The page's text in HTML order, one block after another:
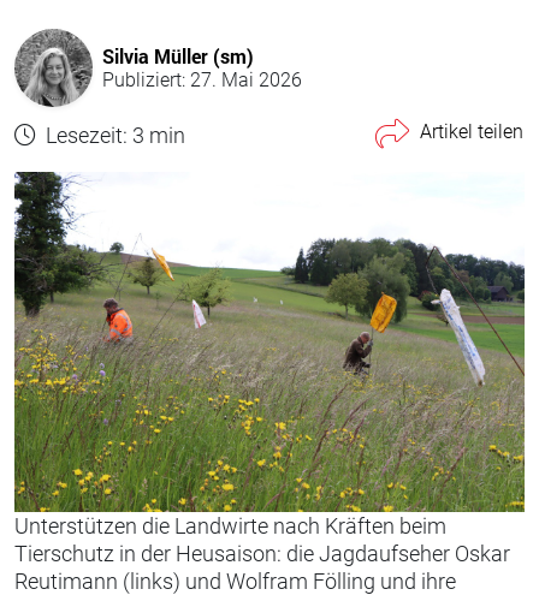
Silvia Müller (sm)
Publiziert: 27. Mai 2026
Lesezeit: 3 min Artikel teilen
Unterstützen die Landwirte nach Kräften beim
Tierschutz in der Heusaison: die Jagdaufseher Oskar
Reutimann (links) und Wolfram Fölling und ihre